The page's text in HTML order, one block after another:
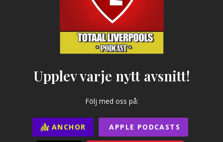
Upplev varje nytt avsnitt!
Följ med oss på:
ANCHOR APPLE PODCASTS